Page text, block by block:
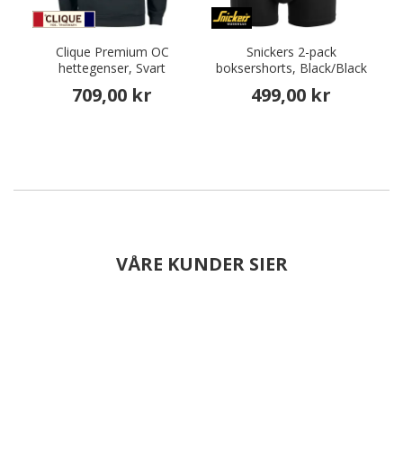
Clique Premium OC
hettegenser, Svart
709,00 kr
Snickers 2-pack
boksershorts, Black/Black
499,00 kr
VÅRE KUNDER SIER